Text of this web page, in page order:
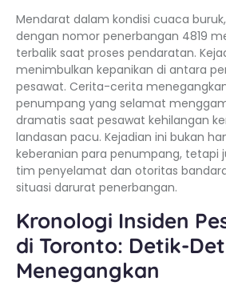
Mendarat dalam kondisi cuaca
dengan nomor penerbangan 4819
terbalik saat proses pendaratan.
menimbulkan kepanikan di antara
pesawat. Cerita-cerita
penumpang yang selamat
dramatis saat pesawat kehilangan
landasan pacu. Kejadian ini bukan
keberanian para penumpang, tetapi
tim penyelamat dan otoritas
situasi darurat penerbangan.
Kronologi Insiden
di Toronto: Detik-
Menegangkan